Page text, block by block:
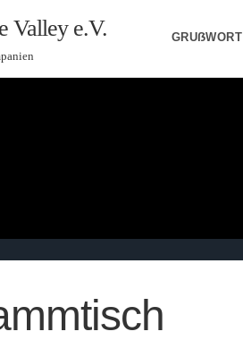
Valley e.V. GRUẞWORT